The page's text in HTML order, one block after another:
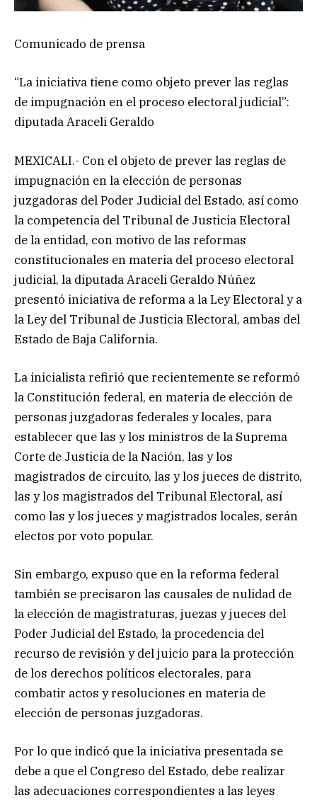
Comunicado de prensa
“La iniciativa tiene como objeto prever las reglas
de impugnación en el proceso electoral judicial”:
diputada Araceli Geraldo
MEXICALI.- Con el objeto de prever las reglas de
impugnación en la elección de personas
juzgadoras del Poder Judicial del Estado, así como
la competencia del Tribunal de Justicia Electoral
de la entidad, con motivo de las reformas
constitucionales en materia del proceso electoral
judicial, la diputada Araceli Geraldo Núñez
presentó iniciativa de reforma a la Ley Electoral y a
la Ley del Tribunal de Justicia Electoral, ambas del
Estado de Baja California.
La inicialista refirió que recientemente se reformó
la Constitución federal, en materia de elección de
personas juzgadoras federales y locales, para
establecer que las y los ministros de la Suprema
Corte de Justicia de la Nación, las y los
magistrados de circuito, las y los jueces de distrito,
las y los magistrados del Tribunal Electoral, así
como las y los jueces y magistrados locales, serán
electos por voto popular.
Sin embargo, expuso que en la reforma federal
también se precisaron las causales de nulidad de
la elección de magistraturas, juezas y jueces del
Poder Judicial del Estado, la procedencia del
recurso de revisión y del juicio para la protección
de los derechos políticos electorales, para
combatir actos y resoluciones en materia de
elección de personas juzgadoras.
Por lo que indicó que la iniciativa presentada se
debe a que el Congreso del Estado, debe realizar
las adecuaciones correspondientes a las leyes